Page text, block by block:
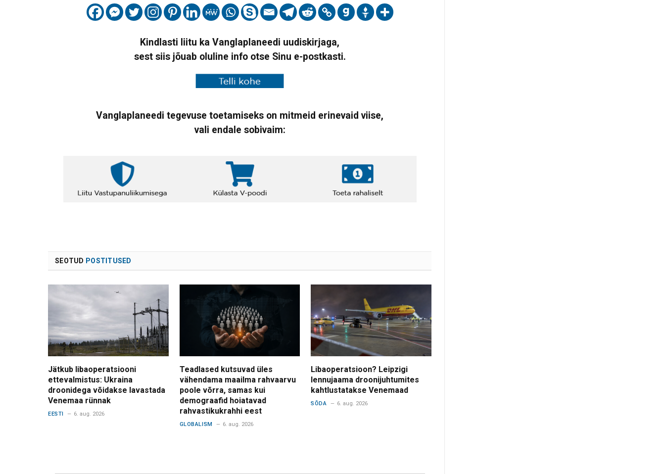
Kindlasti liitu ka Vanglaplaneedi uudiskirjaga,
sest siis jõuab oluline info otse Sinu e-postkasti.
Vanglaplaneedi tegevuse toetamiseks on mitmeid erinevaid viise,
vali endale sobivaim:
SEOTUD POSTITUSED
Jätkub libaoperatsiooni
ettevalmistus: Ukraina
droonidega võidakse lavastada
Venemaa rünnak
EESTI 6. aug. 2026
Teadlased kutsuvad üles
vähendama maailma rahvaarvu
poole võrra, samas kui
demograafid hoiatavad
rahvastikukrahhi eest
GLOBALISM 6. aug. 2026
Libaoperatsioon? Leipzigi
lennujaama droonijuhtumites
kahtlustatakse Venemaad
SÕDA 6. aug. 2026